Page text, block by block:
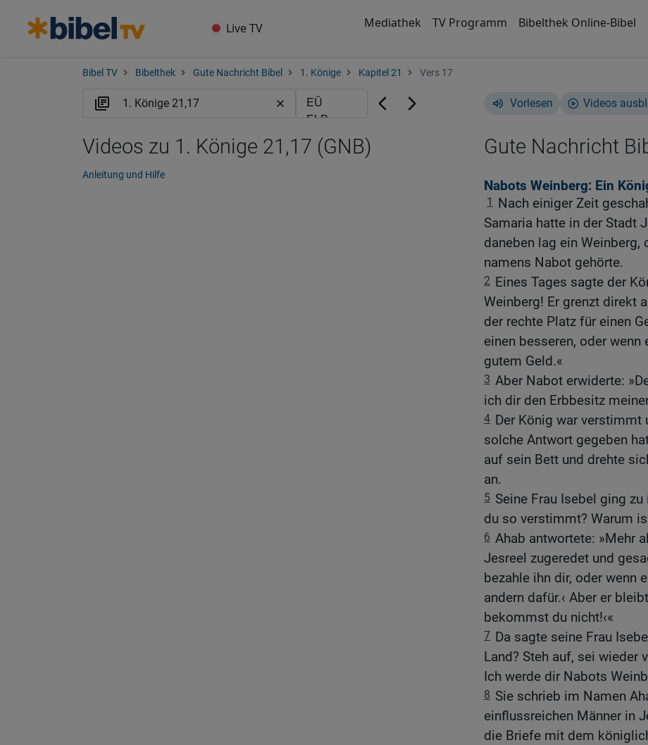
Live TV Mediathek TV Programm Bibelthek Online-Bibel
Bibel TV Bibelthek Gute Nachricht Bibel 1. Könige Kapitel 21 Vers 17
Vorlesen Videos
Gute Nachricht
Nabots Weinberg: Ein
1
Nach einiger Zeit
Samaria hatte in der Stadt
daneben lag ein Weinberg,
namens Nabot gehörte.
2 Eines Tages sagte der
Weinberg! Er grenzt direkt
der rechte Platz für einen
einen besseren, oder
gutem Geld.«
3 Aber Nabot erwiderte:
ich dir den Erbbesitz
4 Der König war
solche Antwort gegeben
auf sein Bett und drehte
an.
5 Seine Frau Isebel ging
du so verstimmt? Warum
6 Ahab antwortete: »Mehr
Jesreel zugeredet und
bezahle ihn dir, oder wenn
andern dafür.‹ Aber er
bekommst du nicht!‹«
7 Da sagte seine Frau
Land? Steh auf, sei wieder
Ich werde dir Nabots
8 Sie schrieb im Namen
einflussreichen Männer in
die Briefe mit dem
Videos zu 1. Könige 21,17 (GNB)
Anleitung und Hilfe